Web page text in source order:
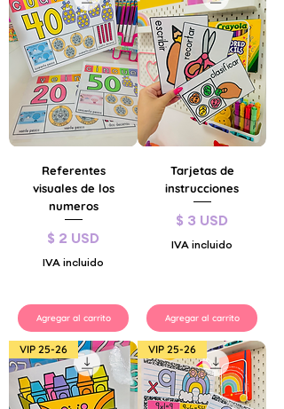
Referentes
visuales de los
numeros
Precio
$ 2 USD
IVA incluido
Agregar al carrito
Tarjetas de
instrucciones
Precio
$ 3 USD
IVA incluido
Agregar al carrito
VIP 25-26 VIP 25-26